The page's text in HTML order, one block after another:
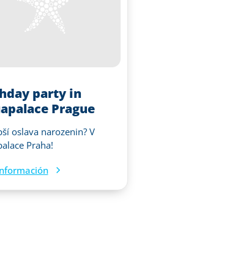
party in
Prague
oslava narozenin? V
Praha!